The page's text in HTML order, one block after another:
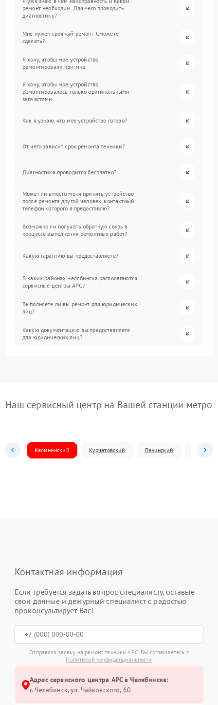
ремонт необходим. Для чего проводить
диагностику?
Мне нужен срочный ремонт. Сможете
сделать?
Я хочу, чтобы мое устройство
ремонтировали при мне.
Я хочу, чтобы мое устройство
ремонтировалось только оригинальными
запчастями.
Как я узнаю, что мое устройство готово?
От чего зависит срок ремонта техники?
Диагностика проводится бесплатно?
Может ли вместо меня принять устройство
после ремонта другой человек, контактный
телефон которого я предоставлю?
Возможно ли получать обратную связь в
процессе выполнения ремонтных работ?
Какую гарантию вы предоставляете?
В каких районах Челябинска располагаются
сервисные центры APC?
Выполняете ли вы ремонт для юридических
лиц?
Какую документацию вы предоставляете
для юридических лиц?
Наш сервисный центр на Вашей станции метро
Калининский Курчатовский Ленинский
Контактная информация
Если требуется задать вопрос специалисту, оставьте
свои данные и дежурный специалист с радостью
проконсультирует Вас!
Отправляя заявку на ремонт техники APC, Вы соглашаетесь с
Политикой конфиденциальности
Адрес сервисного центра APC в Челябинске:
г. Челябинск, ул. Чайковского, 60